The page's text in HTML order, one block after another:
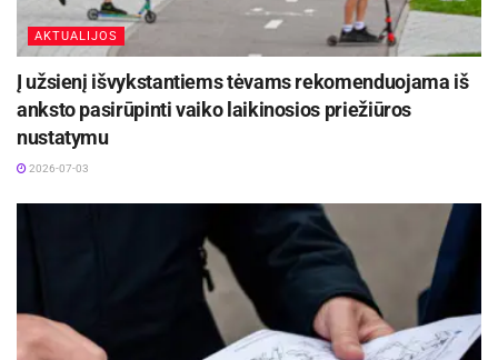
AKTUALIJOS
Į užsienį išvykstantiems tėvams rekomenduojama iš
anksto pasirūpinti vaiko laikinosios priežiūros
nustatymu
2026-07-03